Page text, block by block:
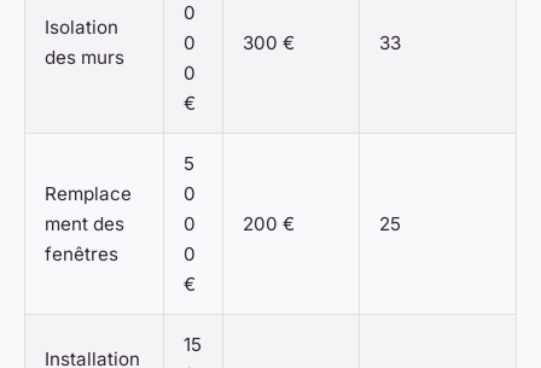
Isolation
des murs
0
0
0
€
300 € 33
Remplace
ment des
fenêtres
5
0
0
0
€
200 € 25
Installation
15